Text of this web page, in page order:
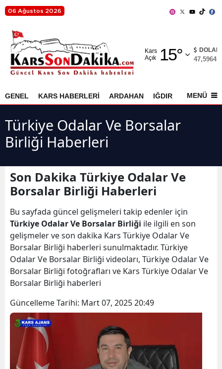
06 Ağustos 2026
Kars
Açık
15°
Adıyaman
Ağrı
Ankara
Artvin
Aydın
Balıkesir
Bilecik
Bingöl
Bitlis
Burdur
Çanakkale
DOLAR
47,5964
GENEL KARS HABERLERİ ARDAHAN IĞDIR AKYAKA
MENÜ
Türkiye Odalar Ve Borsalar
Birliği Haberleri
Son Dakika Türkiye Odalar Ve
Borsalar Birliği Haberleri
Bu sayfada güncel gelişmeleri takip edenler için
Türkiye Odalar Ve Borsalar Birliği ile ilgili en son
gelişmeler ve son dakika Kars Türkiye Odalar Ve
Borsalar Birliği haberleri sunulmaktadır. Türkiye
Odalar Ve Borsalar Birliği videoları, Türkiye Odalar Ve
Borsalar Birliği fotoğrafları ve Kars Türkiye Odalar Ve
Borsalar Birliği haberleri
Güncelleme Tarihi: Mart 07, 2025 20:49